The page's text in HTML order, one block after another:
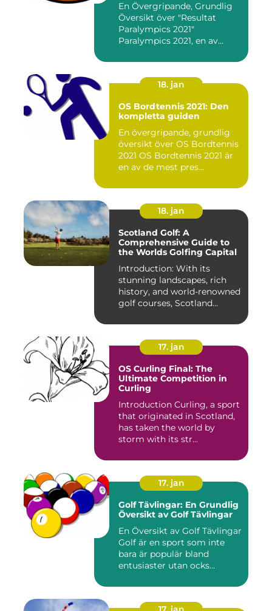
En Övergripande, Grundlig
Översikt över "Resultat
Paralympics 2021"
Paralympics 2021, en av
18. jan
OS Bordtennis 2021: Den
kompletta guiden
En övergripande, grundlig
översikt över OS Bordtennis
2021 OS Bordtennis 2021 är
en av de mest pres...
18. jan
Scotland Golf: A
Comprehensive Guide to
the Worlds Golfing Capital
Introduction: With its
stunning landscapes, rich
history, and world-renowned
golf courses, Scotland...
17. jan
OS Curling Final: The
Ultimate Competition in
Curling
Introduction Curling, a sport
that originated in Scotland,
has taken the world by
storm with its str...
17. jan
Golf Tävlingar: En Grundlig
Översikt av Golf Tävlingar
En Översikt av Golf Tävlingar
Golf är en sport som inte
bara är populär bland
entusiaster utan ocks...